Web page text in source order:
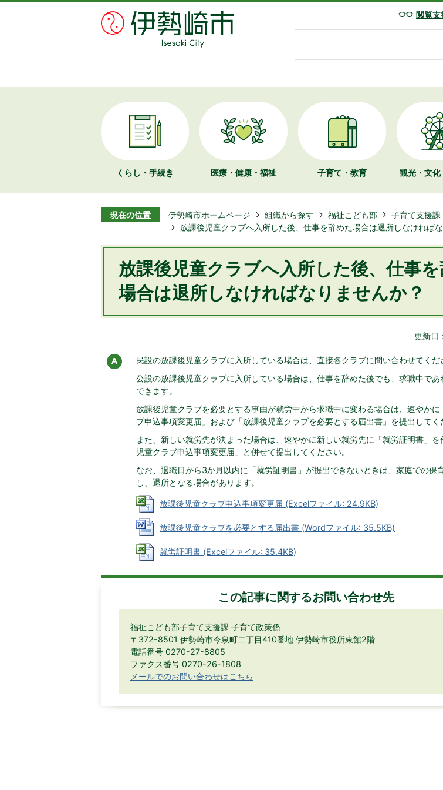
閲覧支
くらし・手続き 医療・健康・福祉 子育て・教育 観光・文化
現在の位置 伊勢崎市ホームページ 組織から探す 福祉こども部 子育て支援課
放課後児童クラブへ入所した後、仕事を辞めた場合は退所しなければ
放課後児童クラブへ入所した後、仕事
場合は退所しなければなりませんか？
更新日
民設の放課後児童クラブに入所している場合は、直接各クラブに問い合わせてくだ
公設の放課後児童クラブに入所している場合は、仕事を辞めた後でも、求職中で
できます。
放課後児童クラブを必要とする事由が就労中から求職中に変わる場合は、速やかに
ブ申込事項変更届」および「放課後児童クラブを必要とする届出書」を提出してく
また、新しい就労先が決まった場合は、速やかに新しい就労先に「就労証明書」を
児童クラブ申込事項変更届」と併せて提出してください。
なお、退職日から3か月以内に「就労証明書」が提出できないときは、家庭での保
し、退所となる場合があります。
放課後児童クラブ申込事項変更届 (Excelファイル: 24.9KB)
放課後児童クラブを必要とする届出書 (Wordファイル: 35.5KB)
就労証明書 (Excelファイル: 35.4KB)
この記事に関するお問い合わせ先
福祉こども部子育て支援課 子育て政策係
〒372-8501 伊勢崎市今泉町二丁目410番地 伊勢崎市役所東館2階
電話番号 0270-27-8805
ファクス番号 0270-26-1808
メールでのお問い合わせはこちら